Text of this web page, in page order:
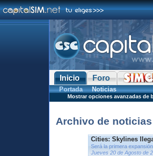
Inicio Foro
Portada Noticias
Mostrar opciones avanzadas de
Archivo de noticias
Cities: Skylines
Será la primera expansión
Jueves 20 de Agosto de